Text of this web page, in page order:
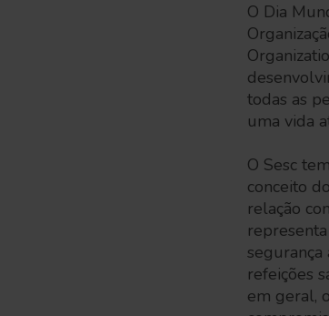
O Dia
todas as
uma vida
O Sesc
conceito
relação
refeições
em geral,